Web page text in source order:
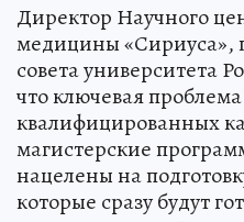
Директор Научного
медицины «Сириуса»,
совета университета
что ключевая
квалифицированных
магистерские
нацелены на
которые сразу будут